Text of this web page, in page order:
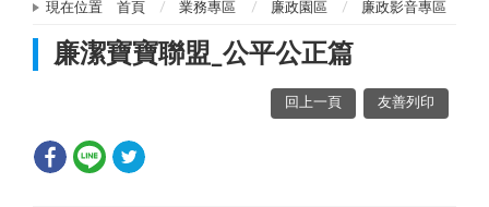
現在位置 首頁 業務專區 廉政園區 廉政影音專區
廉潔寶寶聯盟_公平公正篇
回上一頁 友善列印